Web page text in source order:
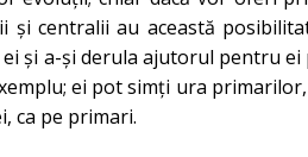
și centralii au această
și a-și derula ajutorul pentru
ei pot simți ura
ca pe primari.